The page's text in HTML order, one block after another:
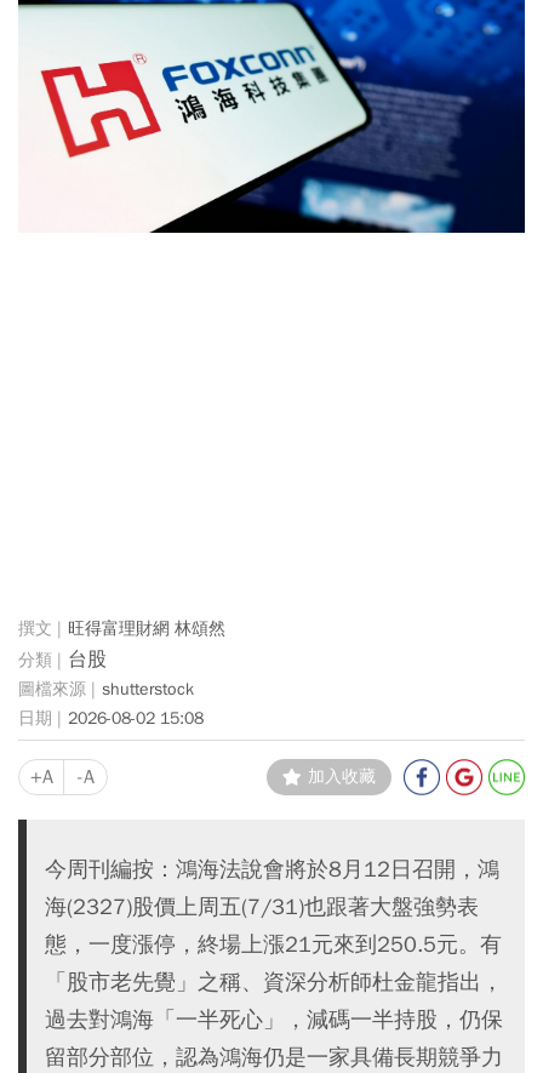
旺得富理財網 林頌然
台股
shutterstock
2026-08-02 15:08
+A -A 加入收藏
今周刊編按：鴻海法說會將於8月12日召開，鴻
海(2327)股價上周五(7/31)也跟著大盤強勢表
態，一度漲停，終場上漲21元來到250.5元。有
「股市老先覺」之稱、資深分析師杜金龍指出，
過去對鴻海「一半死心」，減碼一半持股，仍保
留部分部位，認為鴻海仍是一家具備長期競爭力